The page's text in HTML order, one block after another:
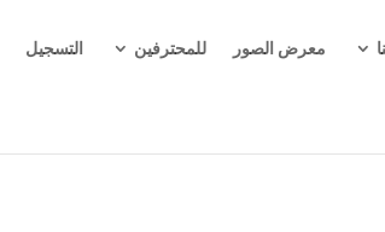
معرض الصور للمحترفين التسجيل